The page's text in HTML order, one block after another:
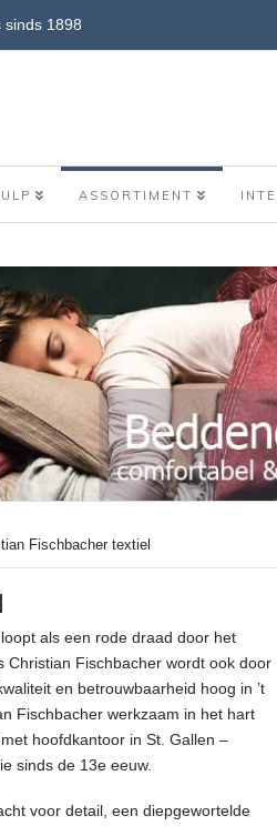
sinds 1898
ASSORTIMENT
Fischbacher textiel
als een rode draad door het
Christian Fischbacher wordt ook door
en betrouwbaarheid hoog in ’t
Fischbacher werkzaam in het hart
hoofdkantoor in St. Gallen –
sinds de 13e eeuw.
voor detail, een diepgewortelde